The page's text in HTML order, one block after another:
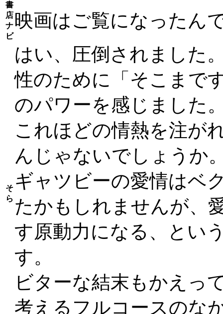
書
店
ナ
ビ
映画はご覧になったん
そ
ら
はい、圧倒されました
性のために「そこまで
のパワーを感じました
これほどの情熱を注が
んじゃないでしょうか
ギャツビーの愛情はベ
たかもしれませんが、
す原動力になる、とい
す。
ビターな結末もかえっ
考えるフルコースのな